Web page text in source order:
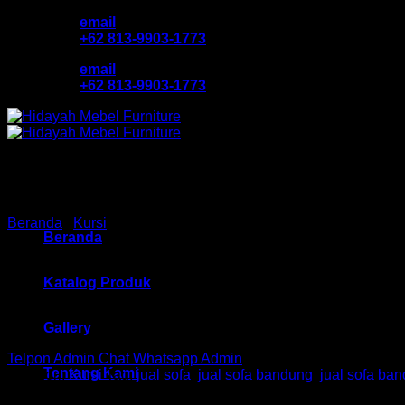
email
+62 813-9903-1773
email
+62 813-9903-1773
Beranda
Katalog Produk
Gallery
Tentang Kami
Beranda Kursi
Telpon Admin Chat Whatsapp Admin
Kategori:Kursi Tag:jual sofa jual sofa bandung jual sofa